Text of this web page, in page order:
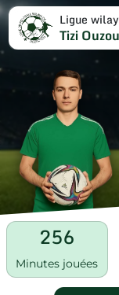
Ligue
Tizi Ouzou
256
Minutes jouées